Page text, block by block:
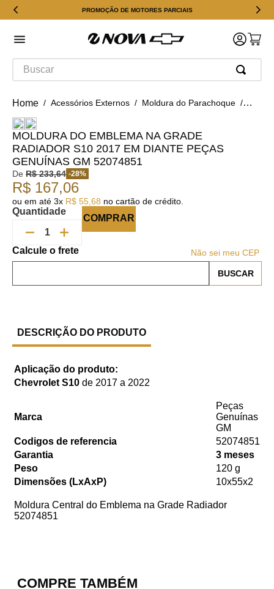
PROMOÇÃO DE MOTORES PARCIAIS
Buscar
Acessórios Externos Moldura do Parachoque
MOLDURA DO EMBLEMA NA GRADE
RADIADOR S10 2017 EM DIANTE PEÇAS
GENUÍNAS GM 52074851
De R$ 233,64 -28%
R$ 167,06
ou em até 3x R$ 55 68 no cartão de crédito.
Quantidade
COMPRAR
Não sei meu CEP
DESCRIÇÃO DO PRODUTO
Aplicação do produto:
Chevrolet S10 de 2017 a 2022
Marca
Peças
Genuínas
GM
Codigos de referencia
52074851
Garantia
3 meses
Peso
120 g
Dimensões (LxAxP)
10x55x2
Moldura Central do Emblema na Grade Radiador
52074851
COMPRE TAMBÉM